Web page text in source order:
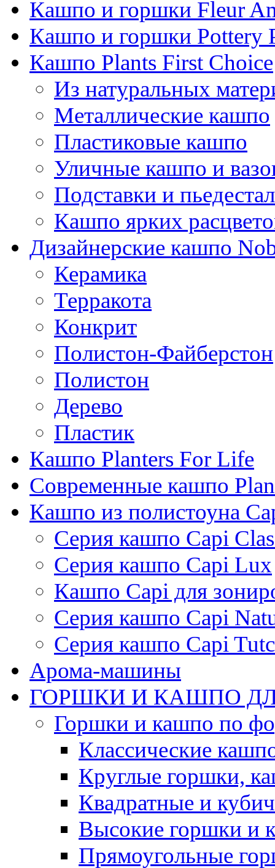
Кашпо и горшки Fleur
Кашпо и горшки Pottery
Кашпо Plants First Choice
Из натуральных
Металлические кашпо
Пластиковые кашпо
Уличные кашпо и
Подставки и
Кашпо ярких
Дизайнерские кашпо
Керамика
Терракота
Конкрит
Полистон-Файберстон
Полистон
Дерево
Пластик
Кашпо Planters For Life
Современные кашпо
Кашпо из полистоуна
Серия кашпо Capi
Серия кашпо Capi Lux
Кашпо Capi для
Серия кашпо Capi
Серия кашпо Capi
Арома-машины
ГОРШКИ И КАШПО
Горшки и кашпо по
Классические
Круглые горшки,
Квадратные и
Высокие горшки и
Прямоугольные